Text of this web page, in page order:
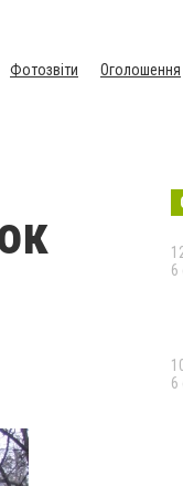
Фотозвіти
Оголошення
6
6